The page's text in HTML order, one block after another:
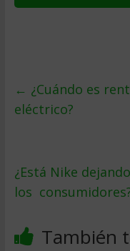
← ¿Cuándo es
eléctrico?
¿Está Nike
los
También